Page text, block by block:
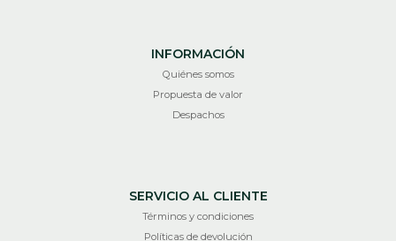
INFORMACIÓN
Quiénes somos
Propuesta de valor
Despachos
SERVICIO AL CLIENTE
Términos y condiciones
Políticas de devolución